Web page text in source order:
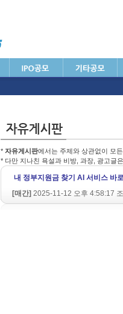
* 자유게시판에서는 주제와 상관없이 모
* 다만 지나친 욕설과 비방, 과장, 광고글
내 정부지원금 찾기 AI 서비스 바
[매간] 2025-11-12 오후 4:58:17